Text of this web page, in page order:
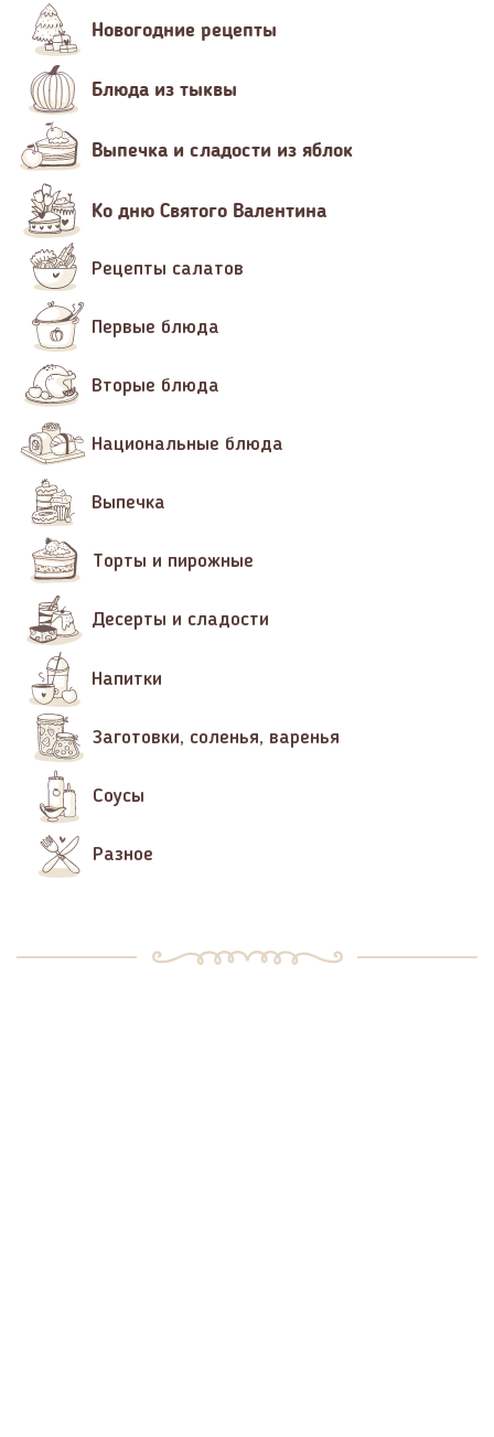
Новогодние рецепты
Блюда из тыквы
Выпечка и сладости из яблок
Ко дню Святого Валентина
Рецепты салатов
Первые блюда
Вторые блюда
Национальные блюда
Выпечка
Торты и пирожные
Десерты и сладости
Напитки
Заготовки, соленья, варенья
Соусы
Разное